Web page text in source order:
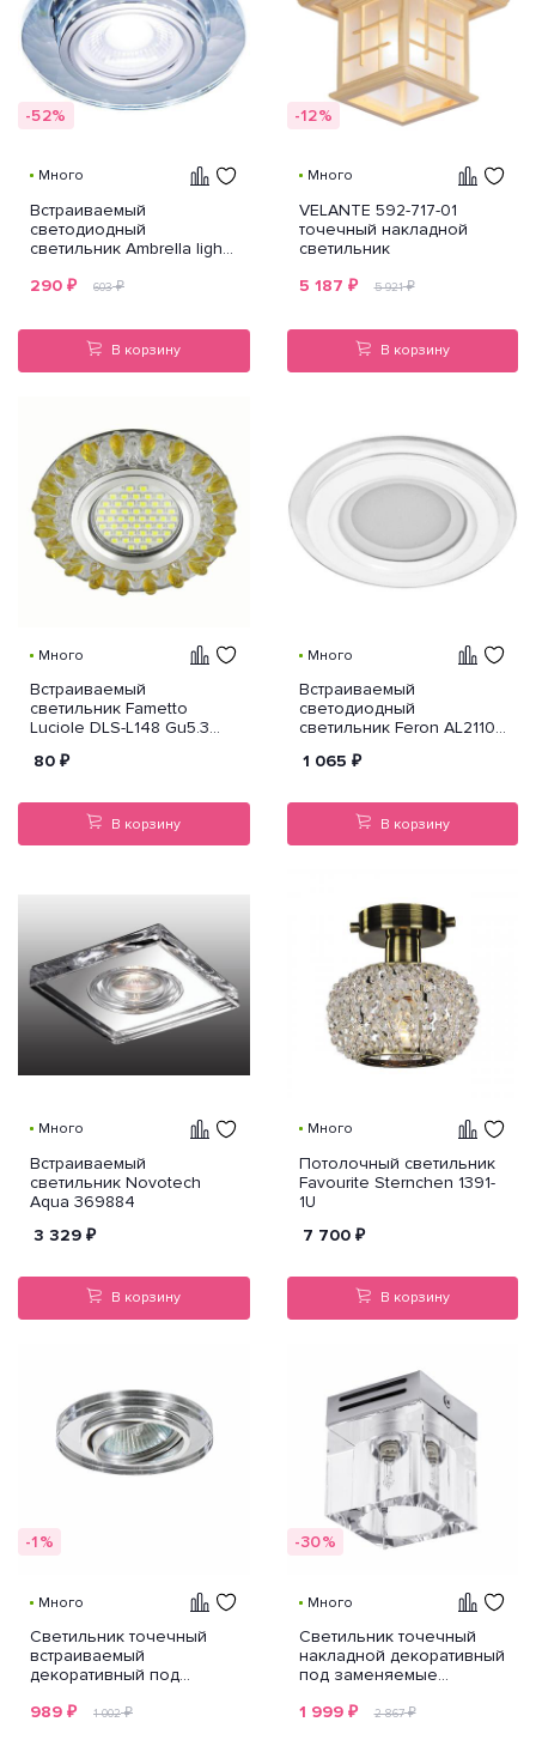
-52%
Много
Встраиваемый
светодиодный
светильник Ambrella light
290 ₽ 603₽
В корзину
-12%
Много
VELANTE 592-717-01
точечный накладной
светильник
5 187 ₽ 5 921₽
В корзину
Много
Встраиваемый
светильник Fametto
Luciole DLS-L148 Gu5.3
80 ₽
В корзину
Много
Встраиваемый
светодиодный
светильник Feron AL2110
1 065 ₽
В корзину
Много
Встраиваемый
светильник Novotech
Aqua 369884
3 329 ₽
В корзину
Много
Потолочный светильник
Favourite Sternchen 1391-
1U
7 700₽
В корзину
-1%
Много
Светильник точечный
встраиваемый
декоративный под
или LED лампы Rifle
989 ₽ 1 002₽
-30%
Много
Светильник точечный
накладной декоративный
под заменяемые
лампы Alta qube Lightstar
1 999₽ 2 867₽